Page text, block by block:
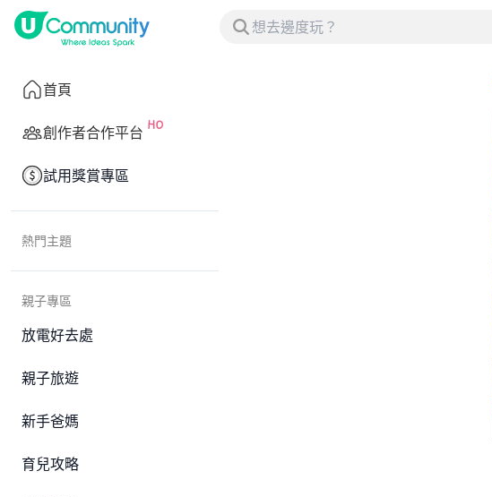
首頁
創作者合作平台
試用獎賞專區
熱門主題
親子專區
放電好去處
親子旅遊
新手爸媽
育兒攻略